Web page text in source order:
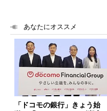
あなたにオススメ
「ドコモの銀行」きょう始